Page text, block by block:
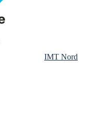
IMT Nord